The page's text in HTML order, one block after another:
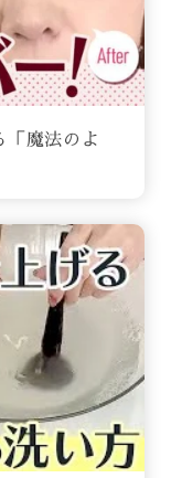
「魔法のよ